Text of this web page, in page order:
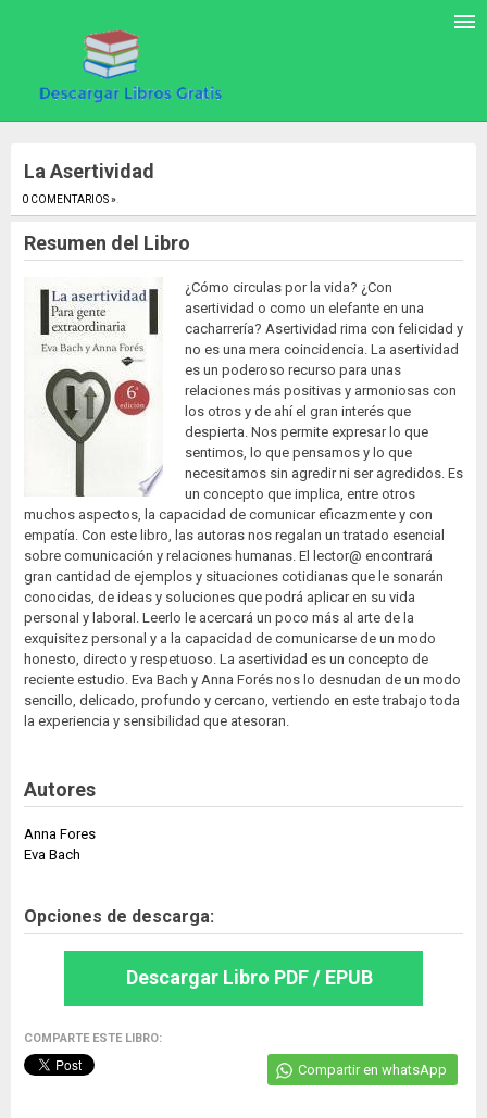
La Asertividad
0 COMENTARIOS ».
Resumen del Libro
¿Cómo circulas por la vida? ¿Con
asertividad o como un elefante en una
cacharrería? Asertividad rima con felicidad y
no es una mera coincidencia. La asertividad
es un poderoso recurso para unas
relaciones más positivas y armoniosas con
los otros y de ahí el gran interés que
despierta. Nos permite expresar lo que
sentimos, lo que pensamos y lo que
necesitamos sin agredir ni ser agredidos. Es
un concepto que implica, entre otros
muchos aspectos, la capacidad de comunicar eficazmente y con
empatía. Con este libro, las autoras nos regalan un tratado esencial
sobre comunicación y relaciones humanas. El lector@ encontrará
gran cantidad de ejemplos y situaciones cotidianas que le sonarán
conocidas, de ideas y soluciones que podrá aplicar en su vida
personal y laboral. Leerlo le acercará un poco más al arte de la
exquisitez personal y a la capacidad de comunicarse de un modo
honesto, directo y respetuoso. La asertividad es un concepto de
reciente estudio. Eva Bach y Anna Forés nos lo desnudan de un modo
sencillo, delicado, profundo y cercano, vertiendo en este trabajo toda
la experiencia y sensibilidad que atesoran.
Autores
Anna Fores
Eva Bach
Opciones de descarga:
Descargar Libro PDF / EPUB
COMPARTE ESTE LIBRO:
Compartir en whatsApp